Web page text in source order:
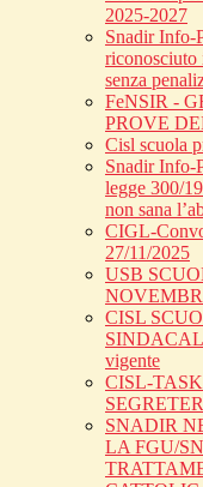
2025-2027
Snadir Info-
riconosciuto
senza
FeNSIR -
PROVE
Cisl scuola
Snadir Info-
legge 300/
non sana
CIGL-
27/11/2025
USB
CISL
vigente
CISL-
SNADIR
LA FGU/